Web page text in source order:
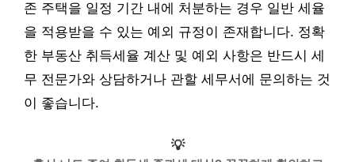
존 주택을 일정 기간 내에 처분하는 경우 일반 세율
을 적용받을 수 있는 예외 규정이 존재합니다. 정확
한 부동산 취득세율 계산 및 예외 사항은 반드시 세
무 전문가와 상담하거나 관할 세무서에 문의하는 것
이 좋습니다.
💡